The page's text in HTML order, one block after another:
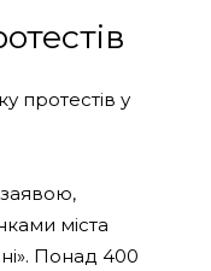
протестів у
міста
Понад 400